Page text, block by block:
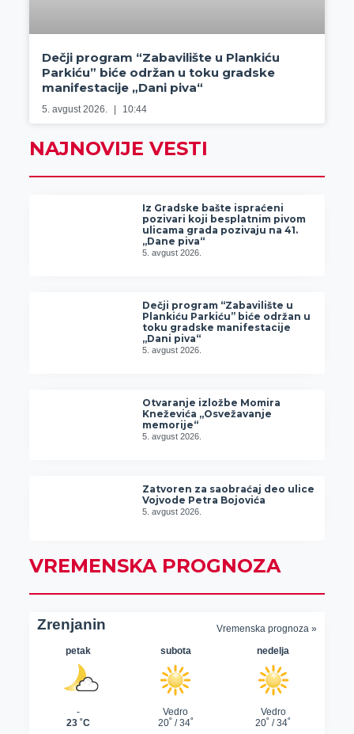
Dečji program “Zabavilište u Plankiću
Parkiću” biće održan u toku gradske
manifestacije „Dani piva“
5. avgust 2026. 10:44
NAJNOVIJE VESTI
Iz Gradske bašte ispraćeni
pozivari koji besplatnim pivom
ulicama grada pozivaju na 41.
„Dane piva“
5. avgust 2026.
Dečji program “Zabavilište u
Plankiću Parkiću” biće održan u
toku gradske manifestacije
„Dani piva“
5. avgust 2026.
Otvaranje izložbe Momira
Kneževića „Osvežavanje
memorije“
5. avgust 2026.
Zatvoren za saobraćaj deo ulice
Vojvode Petra Bojovića
5. avgust 2026.
VREMENSKA PROGNOZA